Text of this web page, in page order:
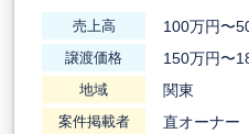
売上高 100万円〜
譲渡価格 150万円〜
地域 関東
案件掲載者 直オーナー